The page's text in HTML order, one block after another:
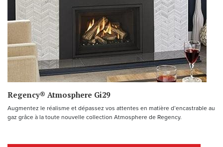
Regency® Atmosphere Gi29
Augmentez le réalisme et dépassez vos attentes en matière d’encastrable au
gaz grâce à la toute nouvelle collection Atmosphere de Regency.